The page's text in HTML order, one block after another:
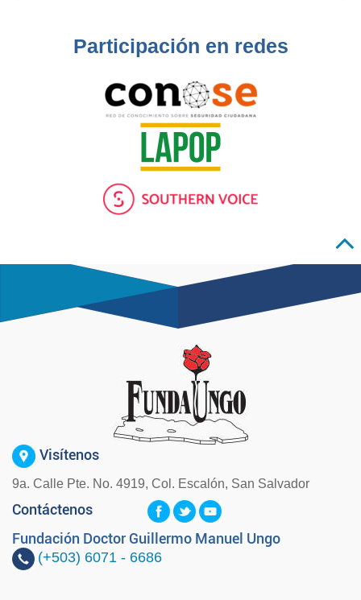
Participación en redes
Visítenos
9a. Calle Pte. No. 4919, Col. Escalón, San Salvador
Contáctenos
Fundación Doctor Guillermo Manuel Ungo
(+503) 6071 - 6686